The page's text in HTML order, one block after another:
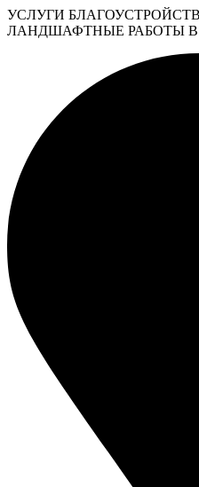
УСЛУГИ
ЛАНДШАФТНЫЕ РАБОТЫ В